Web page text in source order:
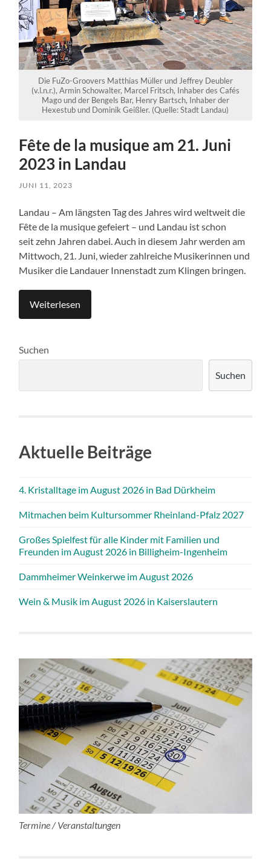
Die FuZo-Groovers Matthias Müller und Jeffrey Deubler
(v.l.n.r.), Armin Schowalter, Marcel Fritsch, Inhaber des Cafés
Mago und der Bengels Bar, Henry Bartsch, Inhaber der
Hexestub und Dominik Geißler. (Quelle: Stadt Landau)
Fête de la musique am 21. Juni
2023 in Landau
JUNI 11, 2023
Landau – Am längsten Tag des Jahres wird weltweit die
Fête de la musique gefeiert – und Landau ist schon
seit zehn Jahren dabei. Auch in diesem Jahr werden am
Mittwoch, 21. Juni, wieder zahlreiche Musikerinnen und
Musiker die Landauer Innenstadt zum Klingen bringen.
Weiterlesen
Suchen
Suchen
Aktuelle Beiträge
4. Kristalltage im August 2026 in Bad Dürkheim
Mitmachen beim Kultursommer Rheinland-Pfalz 2027
Großes Spielfest für alle Kinder mit Familien und
Freunden im August 2026 in Billigheim-Ingenheim
Dammheimer Weinkerwe im August 2026
Wein & Musik im August 2026 in Kaiserslautern
Termine / Veranstaltungen